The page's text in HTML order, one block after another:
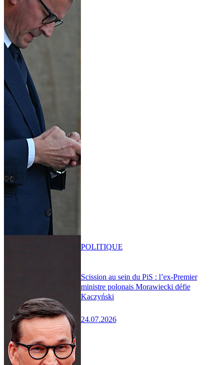
Scission au sein du PiS : l’ex-Premier
ministre polonais Morawiecki défie
Kaczyński
24.07.2026
POLITIQUE